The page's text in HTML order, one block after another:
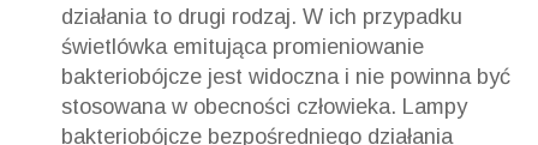
działania to drugi rodzaj. W ich przypadku
świetlówka emitująca promieniowanie
bakteriobójcze jest widoczna i nie powinna być
stosowana w obecności człowieka. Lampy
bakteriobójcze bezpośredniego działania